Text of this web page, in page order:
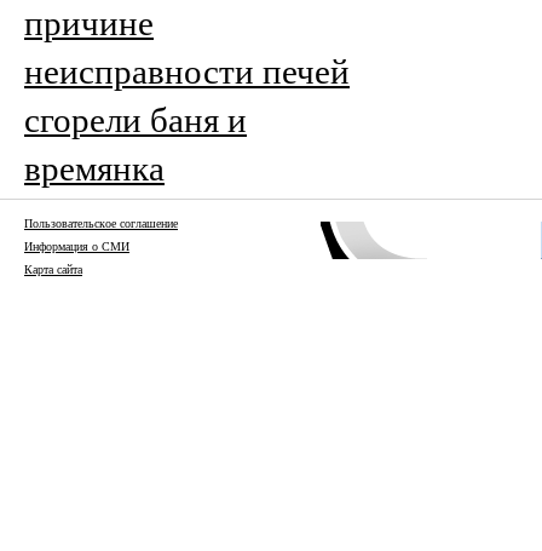
причине
неисправности печей
сгорели баня и
времянка
Пользовательское соглашение
Информация о СМИ
Карта сайта